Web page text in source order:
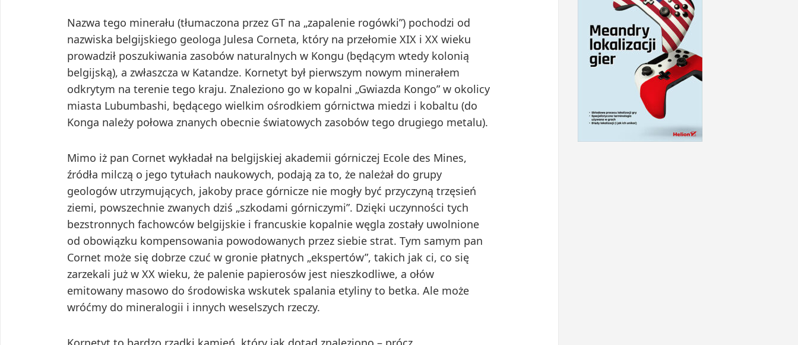
Nazwa tego minerału (tłumaczona przez GT na „zapalenie rogówki”) pochodzi od
nazwiska belgijskiego geologa Julesa Corneta, który na przełomie XIX i XX wieku
prowadził poszukiwania zasobów naturalnych w Kongu (będącym wtedy kolonią
belgijską), a zwłaszcza w Katandze. Kornetyt był pierwszym nowym minerałem
odkrytym na terenie tego kraju. Znaleziono go w kopalni „Gwiazda Kongo” w okolicy
miasta Lubumbashi, będącego wielkim ośrodkiem górnictwa miedzi i kobaltu (do
Konga należy połowa znanych obecnie światowych zasobów tego drugiego metalu).
Mimo iż pan Cornet wykładał na belgijskiej akademii górniczej Ecole des Mines,
źródła milczą o jego tytułach naukowych, podają za to, że należał do grupy
geologów utrzymujących, jakoby prace górnicze nie mogły być przyczyną trzęsień
ziemi, powszechnie zwanych dziś „szkodami górniczymi”. Dzięki uczynności tych
bezstronnych fachowców belgijskie i francuskie kopalnie węgla zostały uwolnione
od obowiązku kompensowania powodowanych przez siebie strat. Tym samym pan
Cornet może się dobrze czuć w gronie płatnych „ekspertów”, takich jak ci, co się
zarzekali już w XX wieku, że palenie papierosów jest nieszkodliwe, a ołów
emitowany masowo do środowiska wskutek spalania etyliny to betka. Ale może
wróćmy do mineralogii i innych weselszych rzeczy.